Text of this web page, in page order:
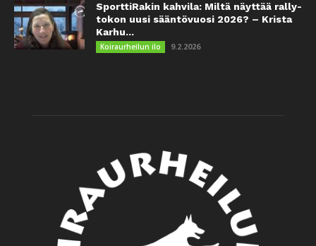
SporttiRakin kahvila: Miltä näyttää rally-
tokon uusi sääntövuosi 2026? – Krista
Karhu...
Koiraurheilun ilo 9.2.2026